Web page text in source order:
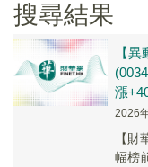
搜尋結果
【
漲
2026
【
幅榜